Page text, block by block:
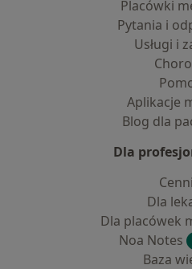
Placówki
Pytania i
Usługi i
Aplikacje
Blog dla
Dla
Dla
Dla placówek
Noa Notes
Baza